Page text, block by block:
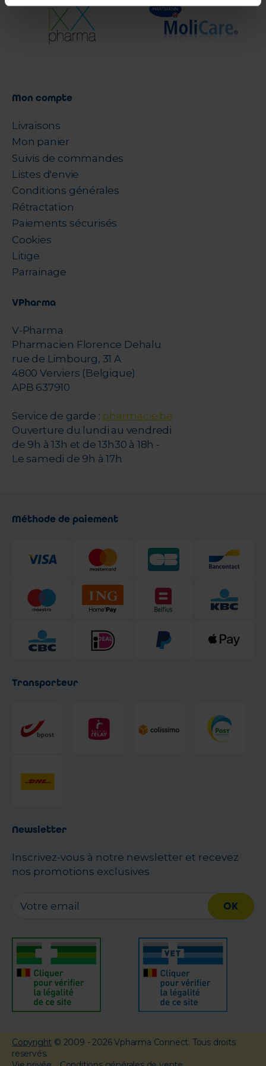
Mon compte
Livraisons
Mon panier
Suivis de commandes
Listes d'envie
Conditions générales
Rétractation
Paiements sécurisés
Cookies
Litige
Parrainage
VPharma
V-Pharma
Pharmacien Florence Dehalu
rue de Limbourg, 31 A
4800 Verviers (Belgique)
APB 637910
Service de garde : pharmacie.be
Ouverture du lundi au vendredi
de 9h à 13h et de 13h30 à 18h -
Le samedi de 9h à 17h
Méthode de paiement
Transporteur
Newsletter
Inscrivez-vous à notre newsletter et recevez
nos promotions exclusives
OK
Copyright © 2009 - 2026 Vpharma Connect. Tous droits
reservés.